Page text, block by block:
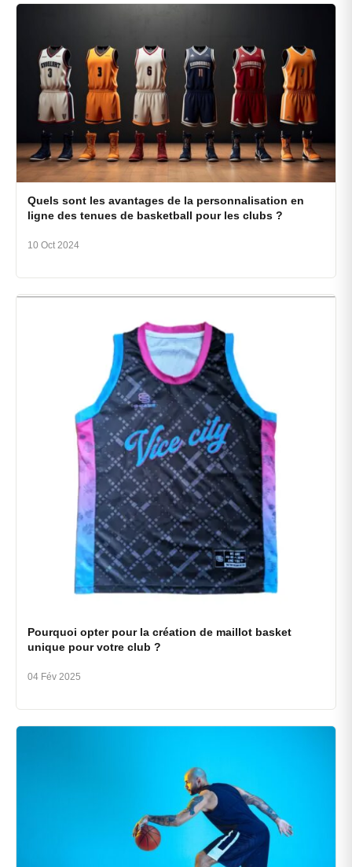
Quels sont les avantages de la personnalisation en
ligne des tenues de basketball pour les clubs ?
10 Oct 2024
Pourquoi opter pour la création de maillot basket
unique pour votre club ?
04 Fév 2025